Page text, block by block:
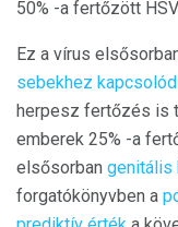
50% -a fertőzött
Ez a vírus
sebekhez
herpesz fertőzés is
emberek 25% -a
elsősorban genitális
forgatókönyvben a